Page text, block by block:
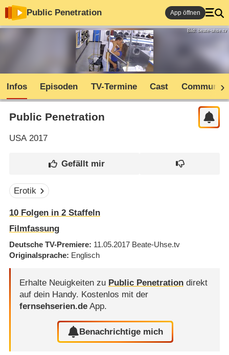
Public Penetration App öffnen
Bild: beate-uhse.tv
Infos Episoden TV-Termine Cast Community
Public Penetration
USA2017
Erotik
10Folgen in 2Staffeln
Filmfassung
Deutsche TV-Premiere 11.05.2017 Beate-Uhse.tv
Originalsprache Englisch
Erhalte Neuigkeiten zu Public Penetrationdirekt
auf dein Handy. Kostenlos mit der
fernsehserien.deApp.
Benachrichtige mich